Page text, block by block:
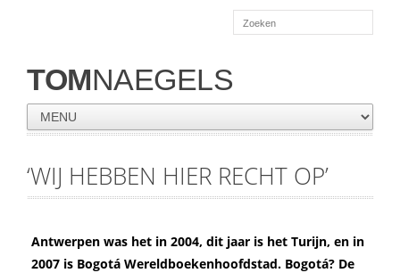
TOMNAEGELS
‘WIJ HEBBEN HIER RECHT OP’
Antwerpen was het in 2004, dit jaar is het Turijn, en in
2007 is Bogotá Wereldboekenhoofdstad. Bogotá? De